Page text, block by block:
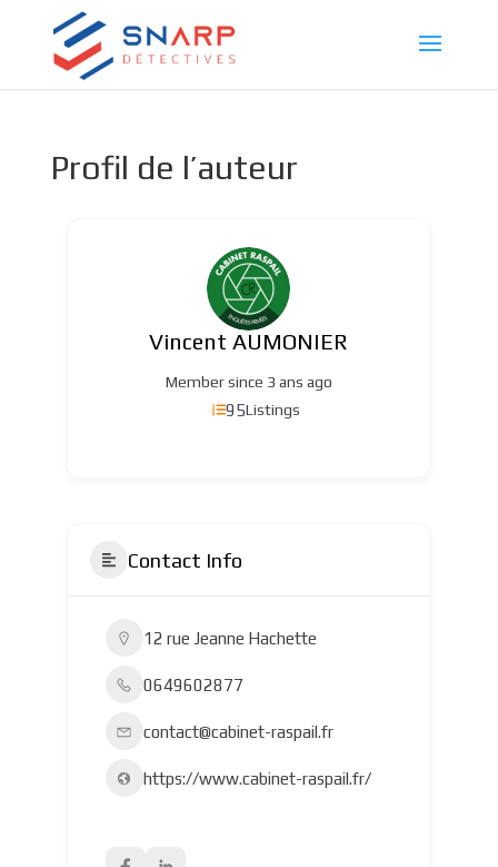
Profil de l’auteur
Vincent AUMONIER
Member since 3 ans ago
95Listings
Contact Info
12 rue Jeanne Hachette
0649602877
contact@cabinet-raspail.fr
https://www.cabinet-raspail.fr/